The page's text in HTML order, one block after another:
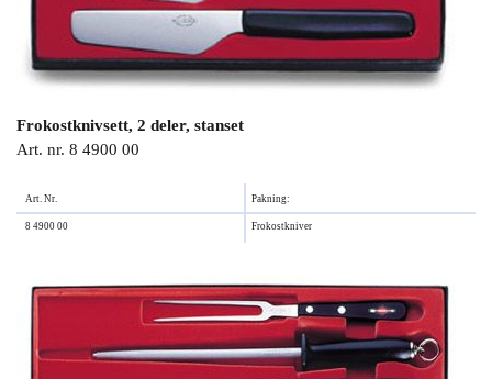
Frokostknivsett, 2 deler, stanset
Art. nr. 8 4900 00
Art. Nr. Pakning:
8 4900 00 Frokostkniver